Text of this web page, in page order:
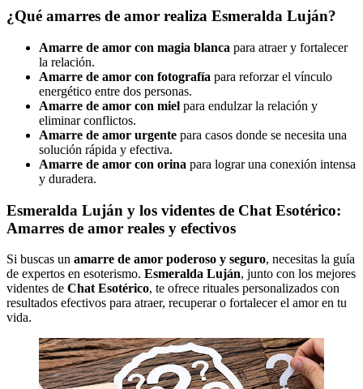
¿Qué amarres de amor realiza Esmeralda Luján?
Amarre de amor con magia blanca para atraer y fortalecer
la relación.
Amarre de amor con fotografía para reforzar el vínculo
energético entre dos personas.
Amarre de amor con miel para endulzar la relación y
eliminar conflictos.
Amarre de amor urgente para casos donde se necesita una
solución rápida y efectiva.
Amarre de amor con orina para lograr una conexión intensa
y duradera.
Esmeralda Luján y los videntes de Chat Esotérico:
Amarres de amor reales y efectivos
Si buscas un amarre de amor poderoso y seguro, necesitas la guía
de expertos en esoterismo. Esmeralda Luján, junto con los mejores
videntes de Chat Esotérico, te ofrece rituales personalizados con
resultados efectivos para atraer, recuperar o fortalecer el amor en tu
vida.